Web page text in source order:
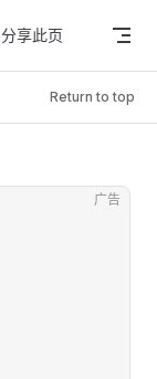
分享此页
Return to top
广告